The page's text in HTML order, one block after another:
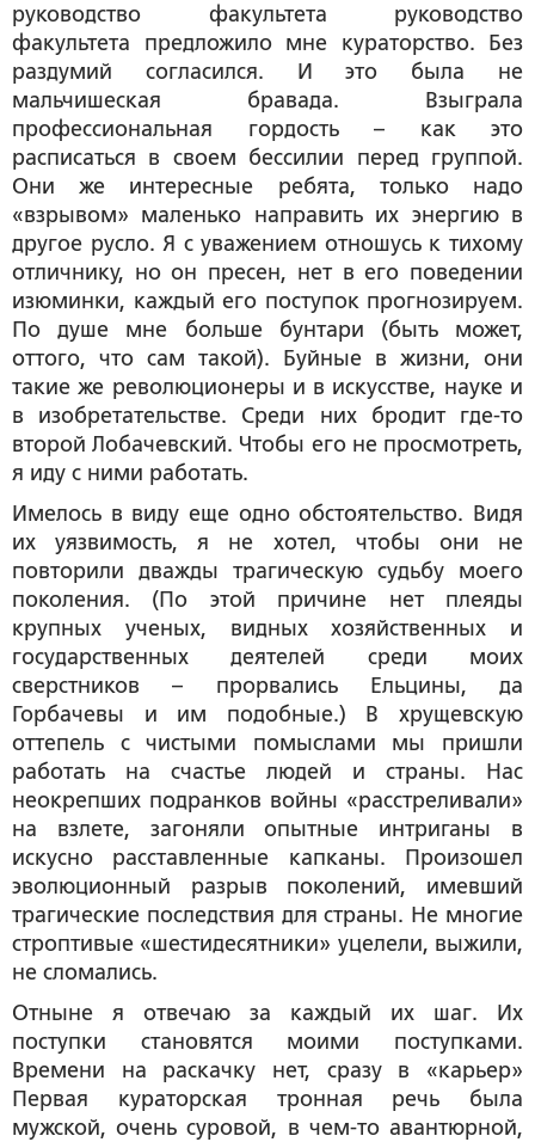
руководство факультета руководство
факультета предложило мне кураторство. Без
раздумий согласился. И это была не
мальчишеская бравада. Взыграла
профессиональная гордость – как это
расписаться в своем бессилии перед группой.
Они же интересные ребята, только надо
«взрывом» маленько направить их энергию в
другое русло. Я с уважением отношусь к тихому
отличнику, но он пресен, нет в его поведении
изюминки, каждый его поступок прогнозируем.
По душе мне больше бунтари (быть может,
оттого, что сам такой). Буйные в жизни, они
такие же революционеры и в искусстве, науке и
в изобретательстве. Среди них бродит где-то
второй Лобачевский. Чтобы его не просмотреть,
я иду с ними работать.
Имелось в виду еще одно обстоятельство. Видя
их уязвимость, я не хотел, чтобы они не
повторили дважды трагическую судьбу моего
поколения. (По этой причине нет плеяды
крупных ученых, видных хозяйственных и
государственных деятелей среди моих
сверстников – прорвались Ельцины, да
Горбачевы и им подобные.) В хрущевскую
оттепель с чистыми помыслами мы пришли
работать на счастье людей и страны. Нас
неокрепших подранков войны «расстреливали»
на взлете, загоняли опытные интриганы в
искусно расставленные капканы. Произошел
эволюционный разрыв поколений, имевший
трагические последствия для страны. Не многие
строптивые «шестидесятники» уцелели, выжили,
не сломались.
Отныне я отвечаю за каждый их шаг. Их
поступки становятся моими поступками.
Времени на раскачку нет, сразу в «карьер»
Первая кураторская тронная речь была
мужской, очень суровой, в чем-то авантюрной,